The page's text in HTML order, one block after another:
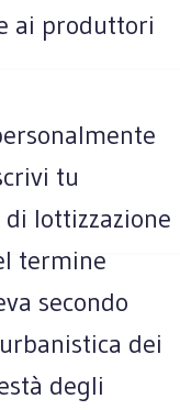
ai produttori
tu
lottizzazione
termine
secondo
dei
degli